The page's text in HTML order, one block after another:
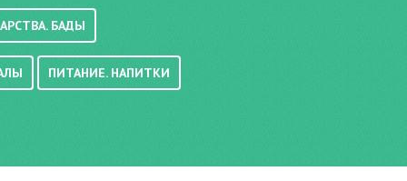
краска для волос
БАДЫ
ПИТАНИЕ. НАПИТКИ